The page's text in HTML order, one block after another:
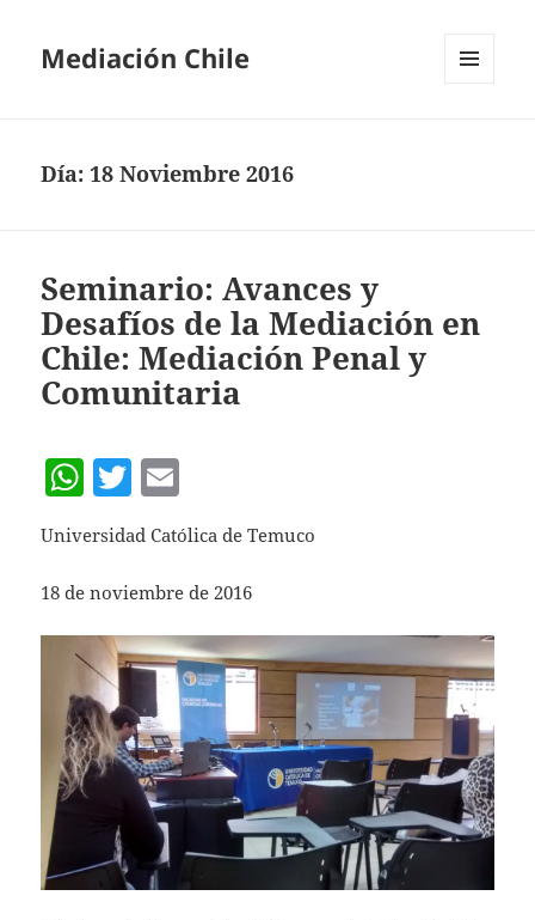
Mediación Chile
Día: 18 Noviembre 2016
Seminario: Avances y
Desafíos de la Mediación en
Chile: Mediación Penal y
Comunitaria
W
at
s
A
p
p
T
w
itt
er
m
ai
l
Universidad Católica de Temuco
18 de noviembre de 2016